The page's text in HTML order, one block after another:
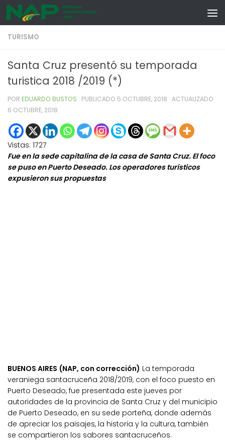
Skip to content
TURISMO
Santa Cruz presentó su temporada
turistica 2018 /2019 (*)
POR EDUARDO BUSTOS · PUBLICADO 5 OCTUBRE, 2018 · ACTUALIZADO
6 OCTUBRE, 2018
Vistas: 1727
Fue en la sede capitalina de la casa de Santa Cruz. El foco
se puso en Puerto Deseado. Los operadores turísticos
expusieron sus propuestas
BUENOS AIRES (NAP, con corrección) La temporada
veraniega santacruceña 2018/2019, con el foco puesto en
Puerto Deseado, fue presentada este jueves por
autoridades de la provincia de Santa Cruz y del municipio
de Puerto Deseado, en su sede porteña, donde además
de apreciar los paisajes, la historia y la cultura, también
se compartieron los sabores santacruceños.